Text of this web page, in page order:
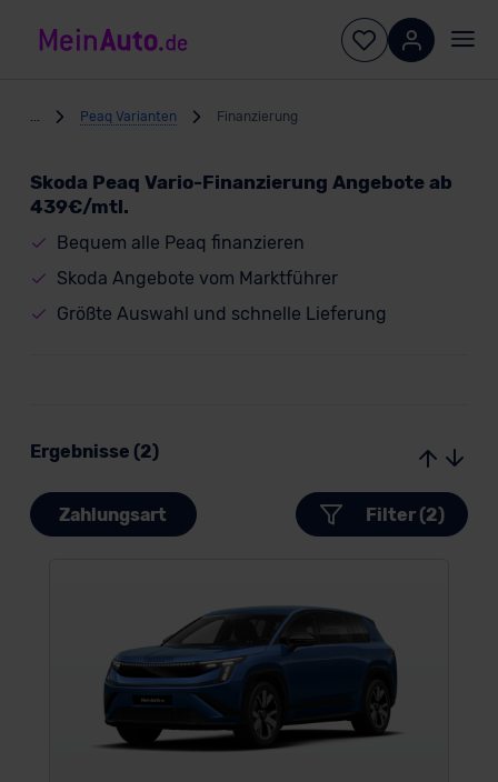
Peaq Varianten Finanzierung
Skoda Peaq Vario-Finanzierung Angebote ab
439€/mtl.
Bequem alle Peaq finanzieren
Skoda Angebote vom Marktführer
Größte Auswahl und schnelle Lieferung
Ergebnisse (2)
Zahlungsart Filter (2)